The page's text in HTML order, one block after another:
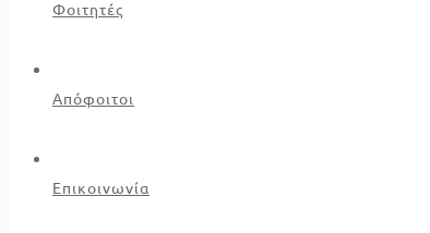
Φοιτητές
Απόφοιτοι
Επικοινωνία